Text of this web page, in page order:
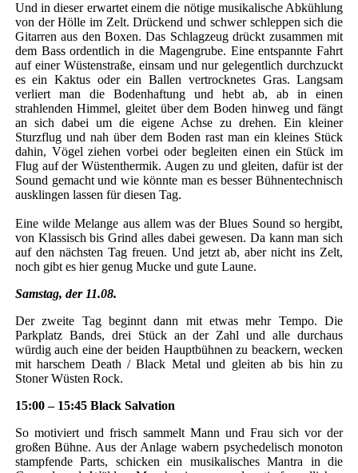
Und in dieser erwartet einem die nötige musikalische Abkühlung
von der Hölle im Zelt. Drückend und schwer schleppen sich die
Gitarren aus den Boxen. Das Schlagzeug drückt zusammen mit
dem Bass ordentlich in die Magengrube. Eine entspannte Fahrt
auf einer Wüstenstraße, einsam und nur gelegentlich durchzuckt
es ein Kaktus oder ein Ballen vertrocknetes Gras. Langsam
verliert man die Bodenhaftung und hebt ab, ab in einen
strahlenden Himmel, gleitet über dem Boden hinweg und fängt
an sich dabei um die eigene Achse zu drehen. Ein kleiner
Sturzflug und nah über dem Boden rast man ein kleines Stück
dahin, Vögel ziehen vorbei oder begleiten einen ein Stück im
Flug auf der Wüstenthermik. Augen zu und gleiten, dafür ist der
Sound gemacht und wie könnte man es besser Bühnentechnisch
ausklingen lassen für diesen Tag.
Eine wilde Melange aus allem was der Blues Sound so hergibt,
von Klassisch bis Grind alles dabei gewesen. Da kann man sich
auf den nächsten Tag freuen. Und jetzt ab, aber nicht ins Zelt,
noch gibt es hier genug Mucke und gute Laune.
Samstag, der 11.08.
Der zweite Tag beginnt dann mit etwas mehr Tempo. Die
Parkplatz Bands, drei Stück an der Zahl und alle durchaus
würdig auch eine der beiden Hauptbühnen zu beackern, wecken
mit harschem Death / Black Metal und gleiten ab bis hin zu
Stoner Wüsten Rock.
15:00 – 15:45 Black Salvation
So motiviert und frisch sammelt Mann und Frau sich vor der
großen Bühne. Aus der Anlage wabern psychedelisch monoton
stampfende Parts, schicken ein musikalisches Mantra in die